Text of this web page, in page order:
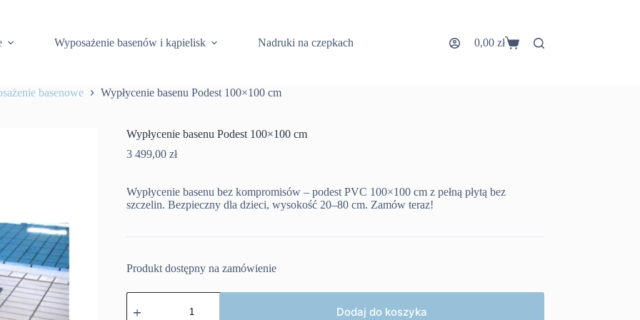
Wyposażenie basenów i kąpielisk Nadruki na czepkach Koszyk
0,00 zł
basenowe Wypłycenie basenu Podest 100×100 cm
Wypłycenie basenu Podest 100×100 cm
3 499,00 zł
Wypłycenie basenu bez kompromisów – podest PVC 100×100 cm z pełną płytą bez
szczelin. Bezpieczny dla dzieci, wysokość 20–80 cm. Zamów teraz!
Produkt dostępny na zamówienie
ilość
Wypłycenie
Dodaj do koszyka